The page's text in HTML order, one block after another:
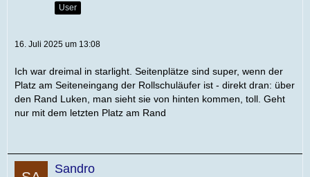
User
16. Juli 2025 um 13:08
Ich war dreimal in starlight. Seitenplätze sind super, wenn der
Platz am Seiteneingang der Rollschuläufer ist - direkt dran: über
den Rand Luken, man sieht sie von hinten kommen, toll. Geht
nur mit dem letzten Platz am Rand
Sandro